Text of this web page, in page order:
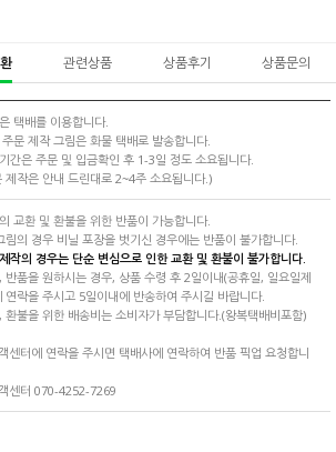
관련상품 상품후기 상품문의
택배를 이용합니다.
주문 제작 그림은 화물 택배로 발송합니다.
간은 주문 및 입금확인 후 1-3일 정도 소요됩니다.
제작은 안내 드린대로 2~4주 소요됩니다.)
교환 및 환불을 위한 반품이 가능합니다.
림의 경우 비닐 포장을 벗기신 경우에는 반품이 불가합니다.
작의 경우는 단순 변심으로 인한 교환 및 환불이 불가합니다.
반품을 원하시는 경우, 상품 수령 후 2일이내(공휴일, 일요일제
연락을 주시고 5일이내에 반송하여 주시길 바랍니다.
환불을 위한 배송비는 소비자가 부담합니다.(왕복택배비포함)
센터에 연락을 주시면 택배사에 연락하여 반품 픽업 요청합니
센터 070-4252-7269